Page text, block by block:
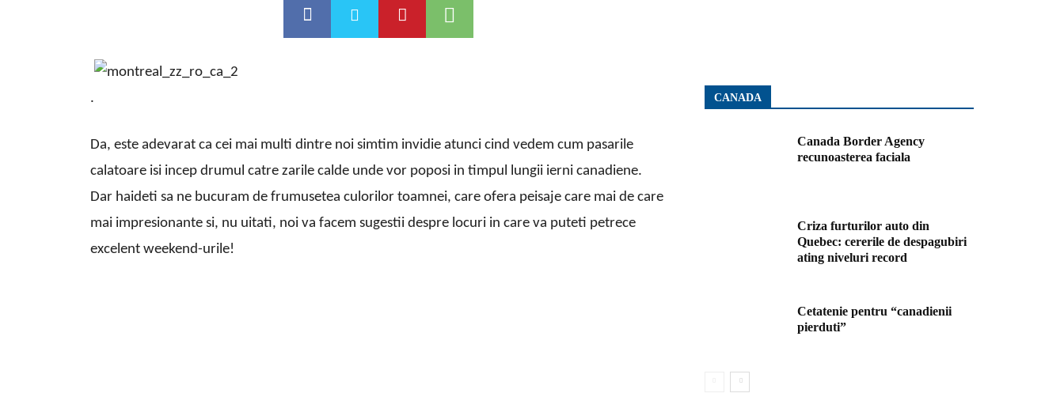
.
Da, este adevarat ca cei mai multi dintre noi simtim invidie atunci cind vedem cum pasarile
calatoare isi incep drumul catre zarile calde unde vor poposi in timpul lungii ierni canadiene.
Dar haideti sa ne bucuram de frumusetea culorilor toamnei, care ofera peisaje care mai de care
mai impresionante si, nu uitati, noi va facem sugestii despre locuri in care va puteti petrece
excelent weekend-urile!
CANADA
Canada Border Agency
recunoasterea faciala
Criza furturilor auto din
Quebec: cererile de despagubiri
ating niveluri record
Cetatenie pentru “canadienii
pierduti”